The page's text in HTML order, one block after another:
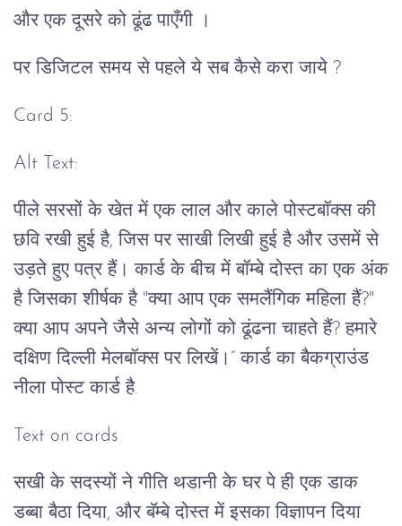
और एक दूसरे को ढूंढ पाएँगी ।
पर डिजिटल समय से पहले ये सब कैसे करा जाये ?
Card 5:
Alt Text:
पीले सरसों के खेत में एक लाल और काले पोस्टबॉक्स की
छवि रखी हुई है, जिस पर साखी लिखी हुई है और उसमें से
उड़ते हुए पत्र हैं। कार्ड के बीच में बॉम्बे दोस्त का एक अंक
है जिसका शीर्षक है "क्या आप एक समलैंगिक महिला हैं?"
क्या आप अपने जैसे अन्य लोगों को ढूंढना चाहते हैं? हमारे
दक्षिण दिल्ली मेलबॉक्स पर लिखें।” कार्ड का बैकग्राउंड
नीला पोस्ट कार्ड है.
Text on cards
सखी के सदस्यों ने गीति थडानी के घर पे ही एक डाक
डब्बा बैठा दिया, और बॅम्बे दोस्त में इसका विज्ञापन दिया